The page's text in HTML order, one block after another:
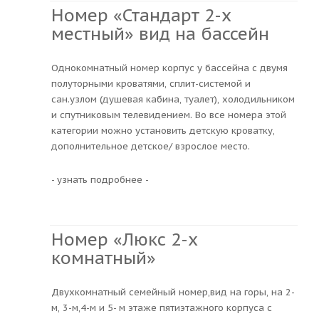
Номер «Стандарт 2-х
местный» вид на бассейн
Однокомнатный номер корпус у бассейна с двумя
полуторными кроватями, сплит-системой и
сан.узлом (душевая кабина, туалет), холодильником
и спутниковым телевидением. Во все номера этой
категории можно установить детскую кроватку,
дополнительное детское/ взрослое место.
- узнать подробнее -
Номер «Люкс 2-х
комнатный»
Двухкомнатный семейный номер,вид на горы, на 2-
м, 3-м,4-м и 5- м этаже пятиэтажного корпуса с